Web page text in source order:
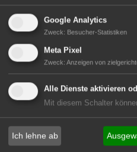
grünen Branche
Repräsentative Immobilie für
IHREN Betrieb!
GABOT Marktplatz
Google Analytics
Zweck: Besucher-Statistiken
Meta Pixel
Zweck: Anzeigen von
Alle Dienste aktivieren
Mit diesem Schalter
Ich lehne ab